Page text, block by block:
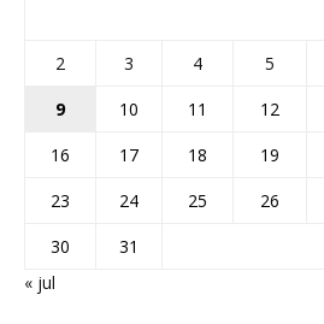
2
3 4 5
9
10 11 12
16
17 18 19
23
24 25 26
30
31
« jul